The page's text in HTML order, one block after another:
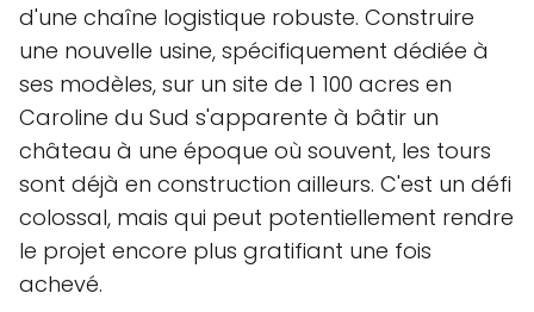
d'une chaîne logistique robuste. Construire
une nouvelle usine, spécifiquement dédiée à
ses modèles, sur un site de 1 100 acres en
Caroline du Sud s'apparente à bâtir un
château à une époque où souvent, les tours
sont déjà en construction ailleurs. C'est un défi
colossal, mais qui peut potentiellement rendre
le projet encore plus gratifiant une fois
achevé.